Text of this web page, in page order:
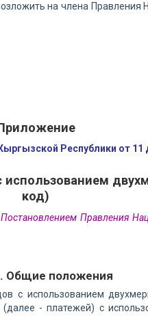
на члена Правления
Республики от
код)
Правления
Общие положения
с использованием
- платежей) с